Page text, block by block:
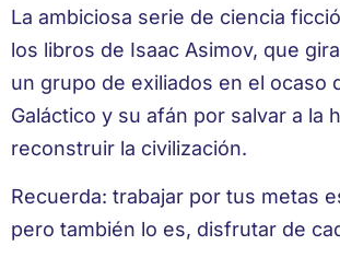
La ambiciosa serie de ciencia
los libros de Isaac Asimov, que
un grupo de exiliados en el ocaso
Galáctico y su afán por salvar a la
reconstruir la civilización.
Recuerda: trabajar por tus metas
pero también lo es, disfrutar de